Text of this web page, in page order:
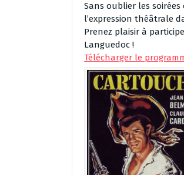
Sans oublier les
l’expression théâtrale
Prenez plaisir à
Languedoc !
Télécharger le